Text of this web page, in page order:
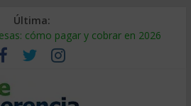
Última:
cómo pagar y cobrar en 2026
es y por qué sale tan caro
cómo auditarla a tiempo
de suministro: qué hacer
UU.: cómo segmentarlo y venderle